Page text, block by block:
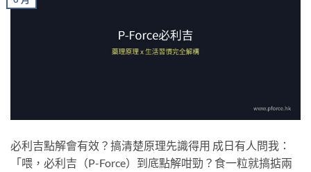
必利吉點解會有效？搞清楚原理先識得用 成日有人問我：
「喂，必利吉（P-Force）到底點解咁勁？食一粒就搞掂兩